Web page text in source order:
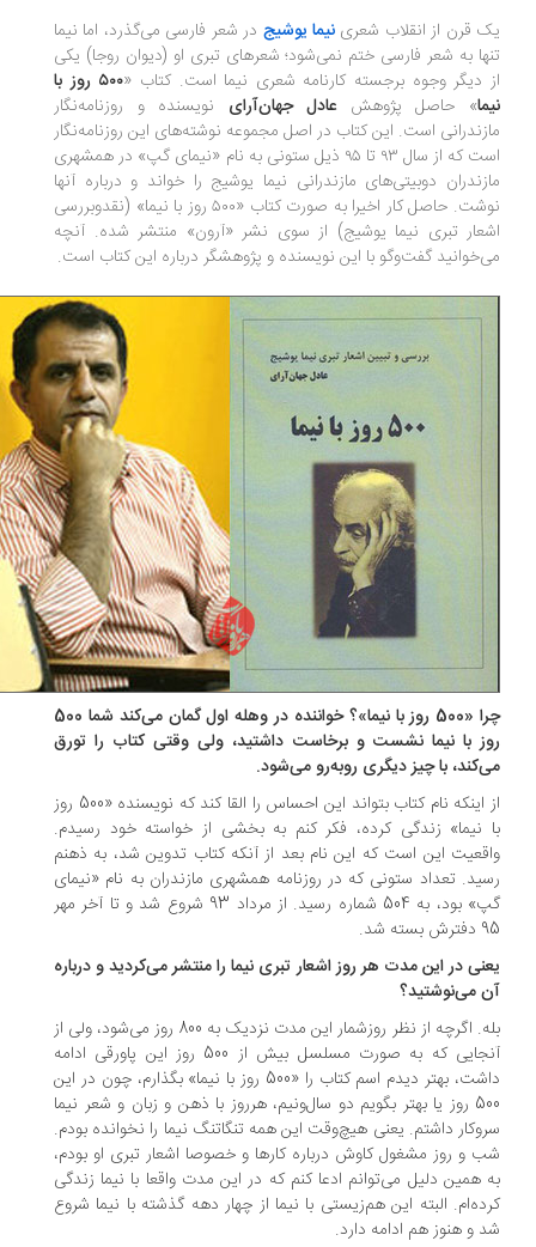
قرن از انقلاب شعری نیما یوشیج در شعر فارسی می‌گذرد، اما نیما
به شعر فارسی ختم نمی‌شود؛ شعرهای تبری او (دیوان روجا) یکی
دیگر وجوه برجسته کارنامه شعری نیما است. کتاب «
۵۰۰ روز با
» حاصل پژوهش عادل جهان‌آراینویسنده و روزنامه‌نگار
است. این کتاب در اصل مجموعه نوشته‌های این روزنامه‌نگار
است که از سال ۹۳ تا ۹۵ ذیل ستونی به نام «نیمای گپ» در همشهری
دوبیتی‌های مازندرانی نیما یوشیج را خواند و درباره آنها
نوشت. حاصل کار اخیرا به صورت کتاب «۵۰۰ روز با نیما» (نقدوبررسی
تبری نیما یوشیج) از سوی نشر «آرون» منتشر شده. آنچه
گفت‌وگو با این نویسنده و پژوهشگر درباره این کتاب است.
چرا «500 روز با نیما»؟ خواننده در وهله اول گمان می‌کند شما 500
با نیما نشست و برخاست داشتید، ولی وقتی کتاب را تورق
با چیز دیگری روبه‌رو می‌شود.
از اینکه نام کتاب بتواند این احساس را القا کند که نویسنده «500 روز
نیما» زندگی کرده، فکر کنم به بخشی از خواسته خود رسیدم.
این است که این نام بعد از آنکه کتاب تدوین شد، به ذهنم
تعداد ستونی که در روزنامه همشهری مازندران به نام «نیمای
گپ» بود، به 504 شماره رسید. از مرداد 93 شروع شد و تا آخر مهر
در این مدت هر روز اشعار تبری نیما را منتشر می‌کردید و درباره
می‌نوشتید؟
بله. اگرچه از نظر روزشمار این مدت نزدیک به 800 روز می‌شود، ولی از
آنجایی که به صورت مسلسل بیش از 500 روز این پاورقی ادامه
داشت، بهتر دیدم اسم کتاب را «500 روز با نیما» بگذارم، چون در این
500 روز یا بهتر بگویم دو سال‌ونیم، هرروز با ذهن و زبان و شعر نیما
داشتم. یعنی هیچ‌وقت این همه تنگاتنگ نیما را نخوانده بودم.
و روز مشغول کاوش درباره کارها و خصوصا اشعار تبری او بودم،
همین دلیل می‌توانم ادعا کنم که در این مدت واقعا با نیما زندگی
البته این هم‌زیستی با نیما از چهار دهه گذشته با نیما شروع
و هنوز هم ادامه دارد.